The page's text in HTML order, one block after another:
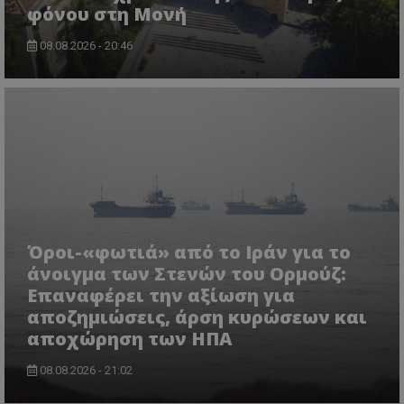
φόνου στη Μονή
08.08.2026 - 20:46
Όροι-«φωτιά» από το Ιράν για το
άνοιγμα των Στενών του Ορμούζ:
Επαναφέρει την αξίωση για
αποζημιώσεις, άρση κυρώσεων και
αποχώρηση των ΗΠΑ
08.08.2026 - 21:02
VISITOR_PRIVACY_METADATA